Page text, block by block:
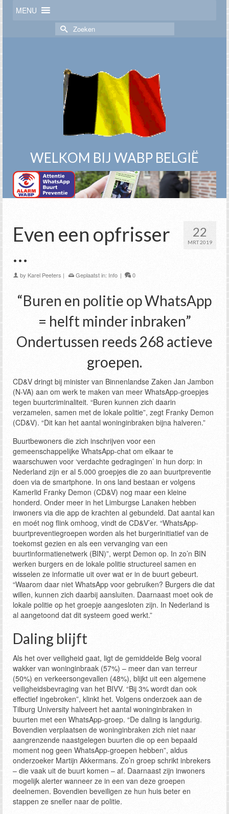
MENU
Zoek
naar:
WELKOM BIJ WABP BELGIË
22
MRT 2019
Even een opfrisser
…
by Karel Peeters | Geplaatst in: Info | 0
“Buren en politie op WhatsApp
= helft minder inbraken”
Ondertussen reeds 268 actieve
groepen.
CD&V dringt bij minister van Binnenlandse Zaken Jan Jambon
(N-VA) aan om werk te maken van meer WhatsApp-groepjes
tegen buurtcriminaliteit. “Buren kunnen zich daarin
verzamelen, samen met de lokale politie”, zegt Franky Demon
(CD&V). “Dit kan het aantal woninginbraken bijna halveren.”
Buurtbewoners die zich inschrijven voor een
gemeenschappelijke WhatsApp-chat om elkaar te
waarschuwen voor ‘verdachte gedragingen’ in hun dorp: in
Nederland zijn er al 5.000 groepjes die zo aan buurtpreventie
doen via de smartphone. In ons land bestaan er volgens
Kamerlid Franky Demon (CD&V) nog maar een kleine
honderd. Onder meer in het Limburgse Lanaken hebben
inwoners via die app de krachten al gebundeld. Dat aantal kan
en moét nog flink omhoog, vindt de CD&V’er. “WhatsApp-
buurtpreventiegroepen worden als het burgerinitiatief van de
toekomst gezien en als een vervanging van een
buurtinformatienetwerk (BIN)”, werpt Demon op. In zo’n BIN
werken burgers en de lokale politie structureel samen en
wisselen ze informatie uit over wat er in de buurt gebeurt.
“Waarom daar niet WhatsApp voor gebruiken? Burgers die dat
willen, kunnen zich daarbij aansluiten. Daarnaast moet ook de
lokale politie op het groepje aangesloten zijn. In Nederland is
al aangetoond dat dit systeem goed werkt.”
Daling blijft
Als het over veiligheid gaat, ligt de gemiddelde Belg vooral
wakker van woninginbraak (57%) – meer dan van terreur
(50%) en verkeersongevallen (48%), blijkt uit een algemene
veiligheidsbevraging van het BIVV. “Bij 3% wordt dan ook
effectief ingebroken”, klinkt het. Volgens onderzoek aan de
Tilburg University halveert het aantal woninginbraken in
buurten met een WhatsApp-groep. “De daling is langdurig.
Bovendien verplaatsen de woninginbraken zich niet naar
aangrenzende naastgelegen buurten die op een bepaald
moment nog geen WhatsApp-groepen hebben”, aldus
onderzoeker Martijn Akkermans. Zo’n groep schrikt inbrekers
– die vaak uit de buurt komen – af. Daarnaast zijn inwoners
mogelijk alerter wanneer ze in een van deze groepen
deelnemen. Bovendien beveiligen ze hun huis beter en
stappen ze sneller naar de politie.